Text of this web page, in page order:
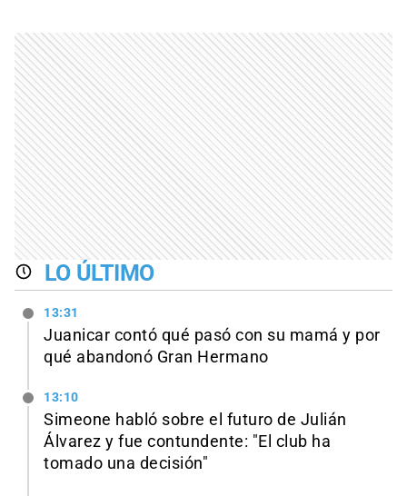
LO ÚLTIMO
13:31
Juanicar contó qué pasó con su mamá y por
qué abandonó Gran Hermano
13:10
Simeone habló sobre el futuro de Julián
Álvarez y fue contundente: "El club ha
tomado una decisión"